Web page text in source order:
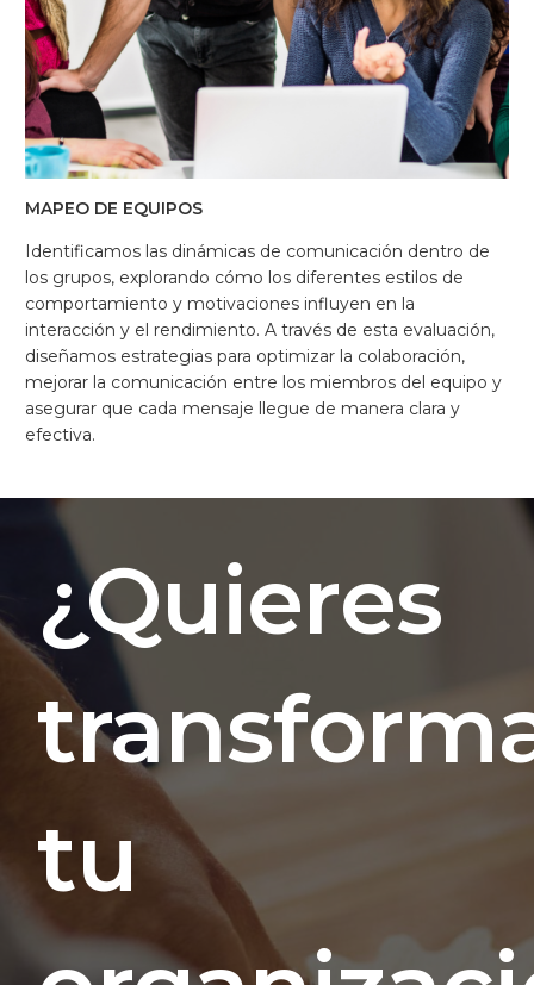
MAPEO DE EQUIPOS
Identificamos las dinámicas de comunicación dentro de
los grupos, explorando cómo los diferentes estilos de
comportamiento y motivaciones influyen en la
interacción y el rendimiento. A través de esta evaluación,
diseñamos estrategias para optimizar la colaboración,
mejorar la comunicación entre los miembros del equipo y
asegurar que cada mensaje llegue de manera clara y
efectiva.
¿Quieres
tu